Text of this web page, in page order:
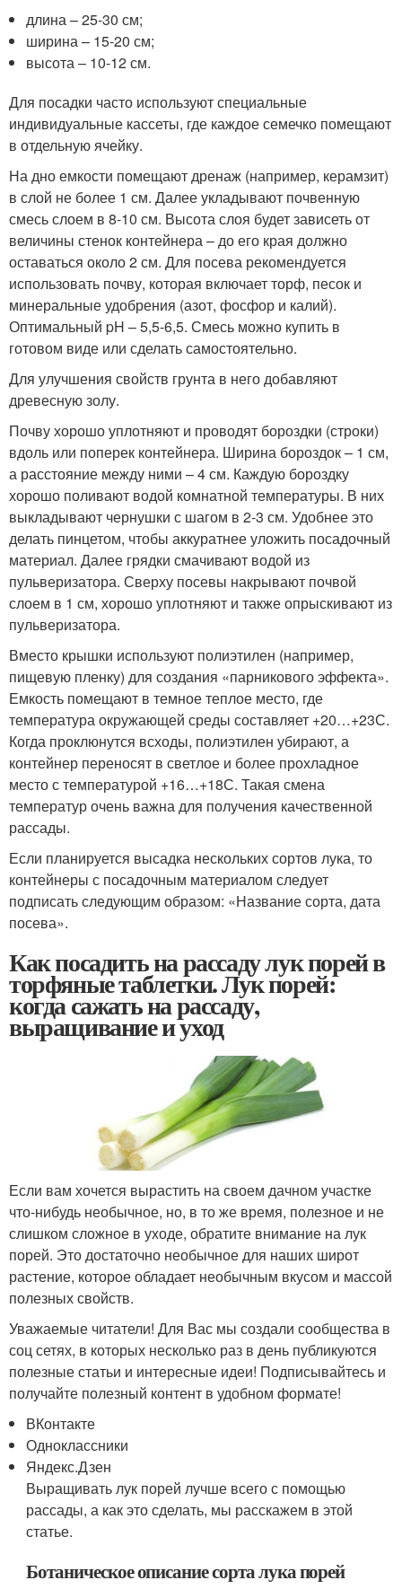
длина – 25-30 см;
ширина – 15-20 см;
высота – 10-12 см.
Для посадки часто используют специальные
индивидуальные кассеты, где каждое семечко помещают
в отдельную ячейку.
На дно емкости помещают дренаж (например, керамзит)
в слой не более 1 см. Далее укладывают почвенную
смесь слоем в 8-10 см. Высота слоя будет зависеть от
величины стенок контейнера – до его края должно
оставаться около 2 см. Для посева рекомендуется
использовать почву, которая включает торф, песок и
минеральные удобрения (азот, фосфор и калий).
Оптимальный pH – 5,5-6,5. Смесь можно купить в
готовом виде или сделать самостоятельно.
Для улучшения свойств грунта в него добавляют
древесную золу.
Почву хорошо уплотняют и проводят бороздки (строки)
вдоль или поперек контейнера. Ширина бороздок – 1 см,
а расстояние между ними – 4 см. Каждую бороздку
хорошо поливают водой комнатной температуры. В них
выкладывают чернушки с шагом в 2-3 см. Удобнее это
делать пинцетом, чтобы аккуратнее уложить посадочный
материал. Далее грядки смачивают водой из
пульверизатора. Сверху посевы накрывают почвой
слоем в 1 см, хорошо уплотняют и также опрыскивают из
пульверизатора.
Вместо крышки используют полиэтилен (например,
пищевую пленку) для создания «парникового эффекта».
Емкость помещают в темное теплое место, где
температура окружающей среды составляет +20…+23С.
Когда проклюнутся всходы, полиэтилен убирают, а
контейнер переносят в светлое и более прохладное
место с температурой +16…+18С. Такая смена
температур очень важна для получения качественной
рассады.
Если планируется высадка нескольких сортов лука, то
контейнеры с посадочным материалом следует
подписать следующим образом: «Название сорта, дата
посева».
Как посадить на рассаду лук порей в
торфяные таблетки. Лук порей:
когда сажать на рассаду,
выращивание и уход
Если вам хочется вырастить на своем дачном участке
что-нибудь необычное, но, в то же время, полезное и не
слишком сложное в уходе, обратите внимание на лук
порей. Это достаточно необычное для наших широт
растение, которое обладает необычным вкусом и массой
полезных свойств.
Уважаемые читатели! Для Вас мы создали сообщества в
соц сетях, в которых несколько раз в день публикуются
полезные статьи и интересные идеи! Подписывайтесь и
получайте полезный контент в удобном формате!
ВКонтакте
Одноклассники
Яндекс.Дзен
Выращивать лук порей лучше всего с помощью
рассады, а как это сделать, мы расскажем в этой
статье.
Ботаническое описание сорта лука порей